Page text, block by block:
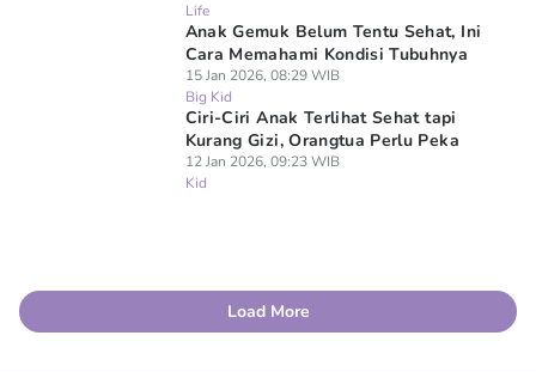
Life
Anak Gemuk Belum Tentu Sehat, Ini
Cara Memahami Kondisi Tubuhnya
15 Jan 2026, 08:29 WIB
Big Kid
Ciri-Ciri Anak Terlihat Sehat tapi
Kurang Gizi, Orangtua Perlu Peka
12 Jan 2026, 09:23 WIB
Kid
Load More